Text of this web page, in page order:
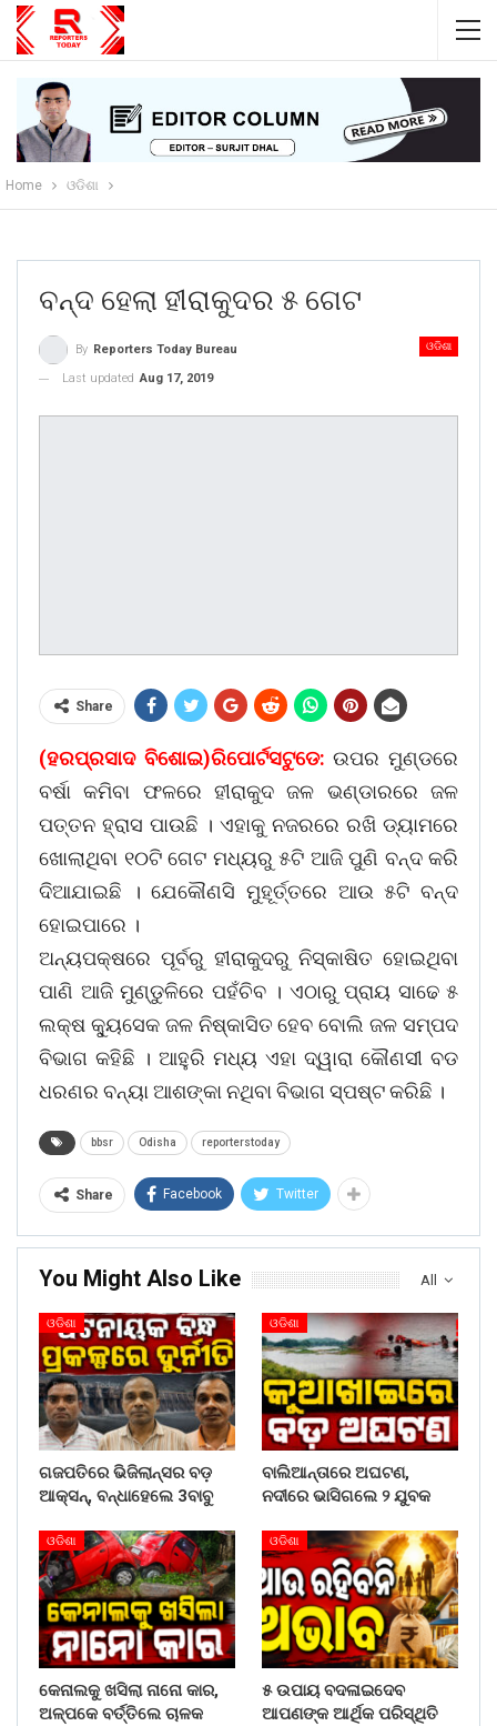
Home ଓଡିଶା
ବନ୍ଦ ହେଲା ହୀରାକୁଦର ୫ ଗେଟ
ଓଡିଶା
By Reporters Today Bureau
Last updated Aug 17, 2019
Share
(ହରପ୍ରସାଦ ବିଶୋଇ)ରିପୋର୍ଟସଟୁଡେ: ଉପର ମୁଣ୍ଡରେ
ବର୍ଷା କମିବା ଫଳରେ ହୀରାକୁଦ ଜଳ ଭଣ୍ଡାରରେ ଜଳ
ପତ୍ତନ ହ୍ରାସ ପାଉଛି । ଏହାକୁ ନଜରରେ ରଖି ଡ୍ୟାମରେ
ଖୋଲାଥିବା ୧୦ଟି ଗେଟ ମଧ୍ୟରୁ ୫ଟି ଆଜି ପୁଣି ବନ୍ଦ କରି
ଦିଆଯାଇଛି । ଯେକୌଣସି ମୁହୂର୍ତ୍ତରେ ଆଉ ୫ଟି ବନ୍ଦ
ହୋଇପାରେ ।
ଅନ୍ୟପକ୍ଷରେ ପୂର୍ବରୁ ହୀରାକୁଦରୁ ନିସ୍କାଷିତ ହୋଇଥିବା
ପାଣି ଆଜି ମୁଣ୍ଡୁଳିରେ ପହଁଚିବ । ଏଠାରୁ ପ୍ରାୟ ସାଢେ ୫
ଲକ୍ଷ କ୍ୟୁସେକ ଜଳ ନିଷ୍କାସିତ ହେବ ବୋଲି ଜଳ ସମ୍ପଦ
ବିଭାଗ କହିଛି । ଆହୁରି ମଧ୍ୟ ଏହା ଦ୍ୱାରା କୌଣସୀ ବଡ
ଧରଣର ବନ୍ୟା ଆଶଙ୍କା ନଥିବା ବିଭାଗ ସ୍ପଷ୍ଟ କରିଛି ।
bbsr Odisha reporterstoday
Share Facebook Twitter
All
You Might Also Like
ଓଡିଶା
ଗଜପତିରେ ଭିଜିଲାନ୍ସର ବଡ଼
ଆକ୍ସନ୍, ବନ୍ଧାହେଲେ 3ବାବୁ
ଓଡିଶା
ବାଲିଆନ୍ତାରେ ଅଘଟଣ,
ନଦୀରେ ଭାସିଗଲେ ୨ ଯୁବକ
ଓଡିଶା
କେନାଲକୁ ଖସିଲା ନାନୋ କାର,
ଅଳ୍ପକେ ବର୍ତ୍ତିଲେ ଚାଳକ
ଓଡିଶା
୫ ଉପାୟ ବଦଳାଇଦେବ
ଆପଣଙ୍କ ଆର୍ଥିକ ପରିସ୍ଥିତି